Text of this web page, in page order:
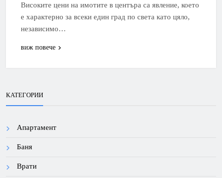
Високите цени на имотите в центъра са явление, което
е характерно за всеки един град по света като цяло,
независимо…
виж повече
КАТЕГОРИИ
Апартамент
Баня
Врати